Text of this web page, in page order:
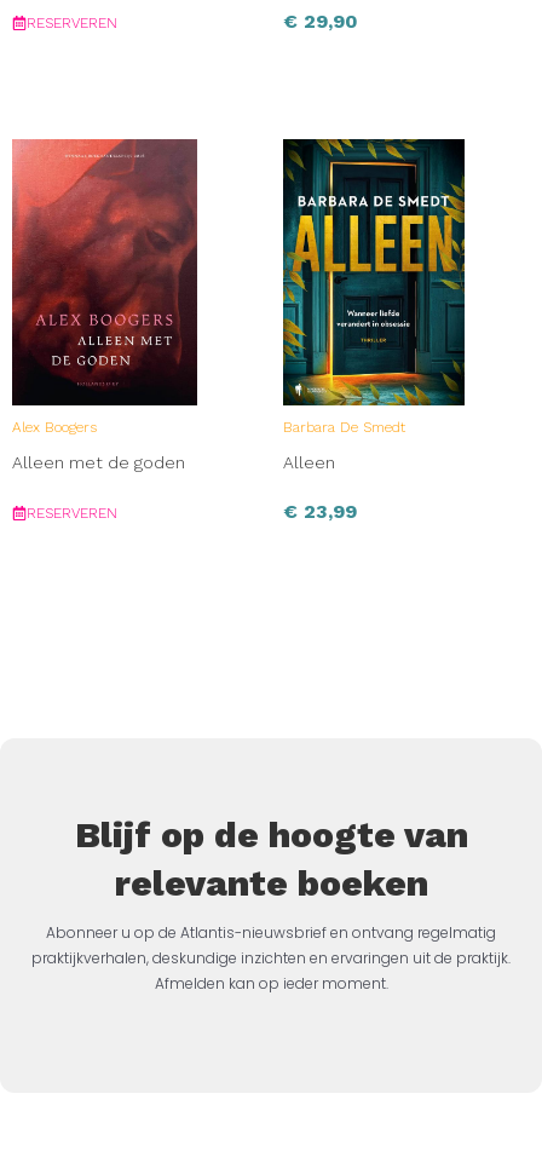
RESERVEREN € 29,90
Alex Boogers
Alleen met de goden
RESERVEREN
Barbara De Smedt
Alleen
€ 23,99
Blijf op de hoogte van
relevante boeken
Abonneer u op de Atlantis-nieuwsbrief en ontvang regelmatig
praktijkverhalen, deskundige inzichten en ervaringen uit de praktijk.
Afmelden kan op ieder moment.